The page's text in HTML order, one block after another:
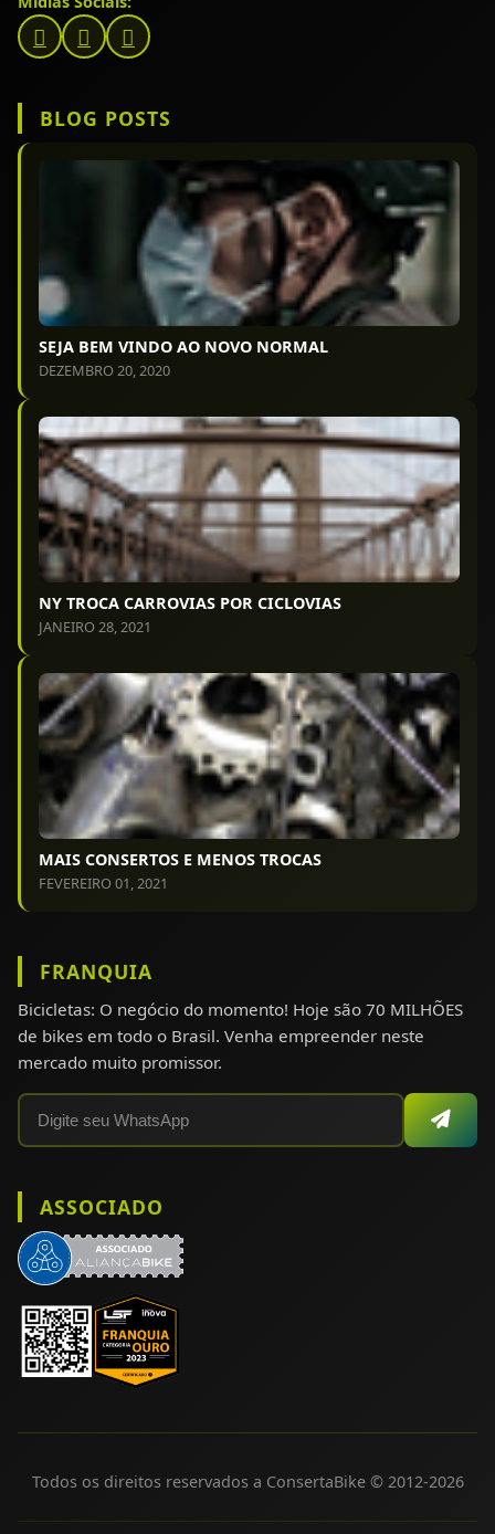
BLOG POSTS
SEJA BEM VINDO AO NOVO NORMAL
DEZEMBRO 20, 2020
NY TROCA CARROVIAS POR CICLOVIAS
JANEIRO 28, 2021
MAIS CONSERTOS E MENOS TROCAS
FEVEREIRO 01, 2021
FRANQUIA
Bicicletas: O negócio do momento! Hoje são 70 MILHÕES
de bikes em todo o Brasil. Venha empreender neste
mercado muito promissor.
ASSOCIADO
Todos os direitos reservados a ConsertaBike © 2012-2026